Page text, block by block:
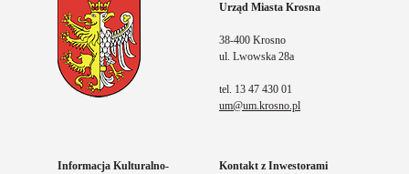
Urząd Miasta Krosna
38-400 Krosno
ul. Lwowska 28a
tel. 13 47 430 01
um@um.krosno.pl
Informacja Kulturalno-
Kontakt z Inwestorami